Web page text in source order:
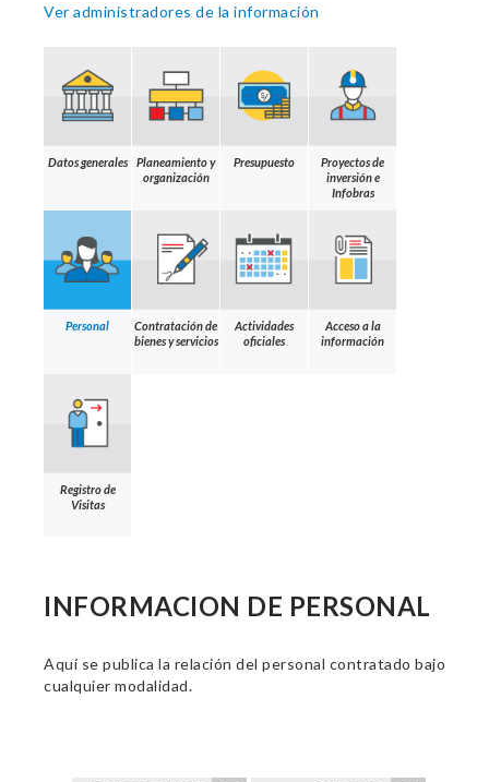
Ver administradores de la información
Datos generales
Planeamiento y
organización
Presupuesto
Proyectos de
inversión e
Infobras
Personal
Contratación de
bienes y servicios
Actividades
oficiales
Acceso a la
información
Registro de
Visitas
INFORMACION DE PERSONAL
Aquí se publica la relación del personal contratado bajo
cualquier modalidad.